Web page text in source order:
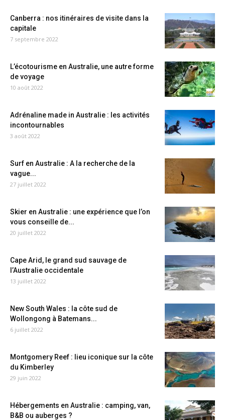
Canberra : nos itinéraires de visite dans la
capitale
7 septembre 2022
L’écotourisme en Australie, une autre forme
de voyage
10 août 2022
Adrénaline made in Australie : les activités
incontournables
3 août 2022
Surf en Australie : A la recherche de la
vague...
27 juillet 2022
Skier en Australie : une expérience que l’on
vous conseille de...
20 juillet 2022
Cape Arid, le grand sud sauvage de
l’Australie occidentale
13 juillet 2022
New South Wales : la côte sud de
Wollongong à Batemans...
6 juillet 2022
Montgomery Reef : lieu iconique sur la côte
du Kimberley
29 juin 2022
Hébergements en Australie : camping, van,
B&B ou auberges ?